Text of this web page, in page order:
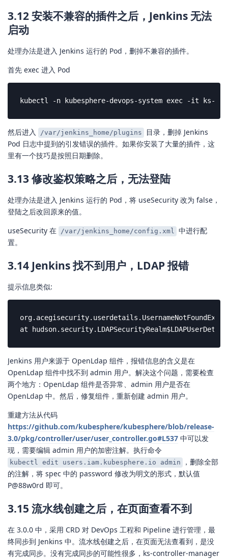
3.12 安装不兼容的插件之后，Jenkins 无法
启动
处理办法是进入 Jenkins 运行的 Pod，删掉不兼容的插件。
首先 exec 进入 Pod
kubectl -n kubesphere-devops-system exec -it ks-
然后进入 /var/jenkins_home/plugins
目录，删掉 Jenkins
Pod 日志中提到的引发错误的插件。如果你安装了大量的插件，这
里有一个技巧是按照日期删除。
3.13 修改鉴权策略之后，无法登陆
处理办法是进入 Jenkins 运行的 Pod，将 useSecurity 改为 false，
登陆之后改回原来的值。
useSecurity 在 /var/jenkins_home/config.xml 中进行配
置。
3.14 Jenkins 找不到用户，LDAP 报错
提示信息类似:
at
Jenkins 用户来源于 OpenLdap 组件，报错信息的含义是在
OpenLdap 组件中找不到 admin 用户。解决这个问题，需要检查
两个地方：OpenLdap 组件是否异常、admin 用户是否在
OpenLdap 中。然后，修复组件，重新创建 admin 用户。
重建方法从代码
https://github.com/kubesphere/kubesphere/blob/release-
3.0/pkg/controller/user/user_controller.go#L537 中可以发
现，需要编辑 admin 用户的加密注解。执行命令
kubectl edit users.iam.kubesphere.io admin
，删除全部
的注解，将 spec 中的 password 修改为明文的形式，默认值
P@88w0rd 即可。
3.15 流水线创建之后，在页面查看不到
在 3.0.0 中，采用 CRD 对 DevOps 工程和 Pipeline 进行管理，最
终同步到 Jenkins 中。流水线创建之后，在页面无法查看到，是没
有完成同步。没有完成同步的可能性很多，ks-controller-manager